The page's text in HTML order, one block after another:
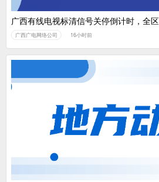
广西有线电视标清信号关停倒计时，全
广西广电网络公司 16小时前